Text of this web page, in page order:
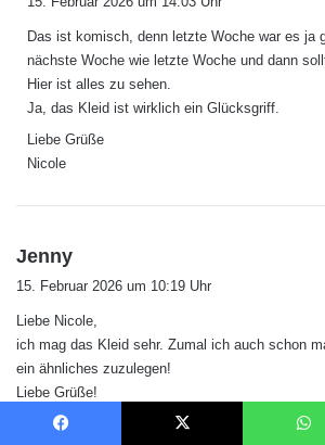
t
:
Das ist komisch, denn letzte Woche war es ja
nächste Woche wie letzte Woche und dann
Hier ist alles zu sehen.
Ja, das Kleid ist wirklich ein Glücksgriff.
Liebe Grüße
Nicole
Jenny
t
:
15. Februar 2026 um 10:19 Uhr
Liebe Nicole,
ich mag das Kleid sehr. Zumal ich auch schon
ein ähnliches zuzulegen!
Liebe Grüße!